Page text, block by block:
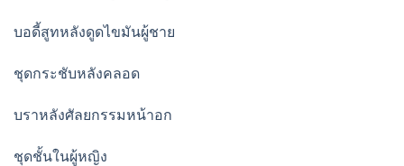
บอดี้สูทหลังดูดไขมันผู้ชาย
ชุดกระชับหลังคลอด
บราหลังศัลยกรรมหน้าอก
ชุดชั้นในผู้หญิง